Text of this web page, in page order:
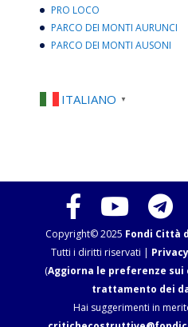
PRO LOCO
PARCO DEI MONTI AURUNCI
PARCO DEI MONTI AUSONI
ITALIANO ▼
Copyright© 2025 Fondi Città
Tutti i diritti riservati |
(Aggiorna le preferenze sui
trattamento dei
Hai suggerimenti in